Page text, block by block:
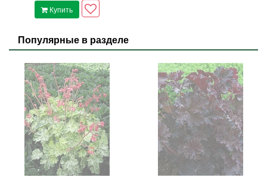
Купить
Популярные в разделе